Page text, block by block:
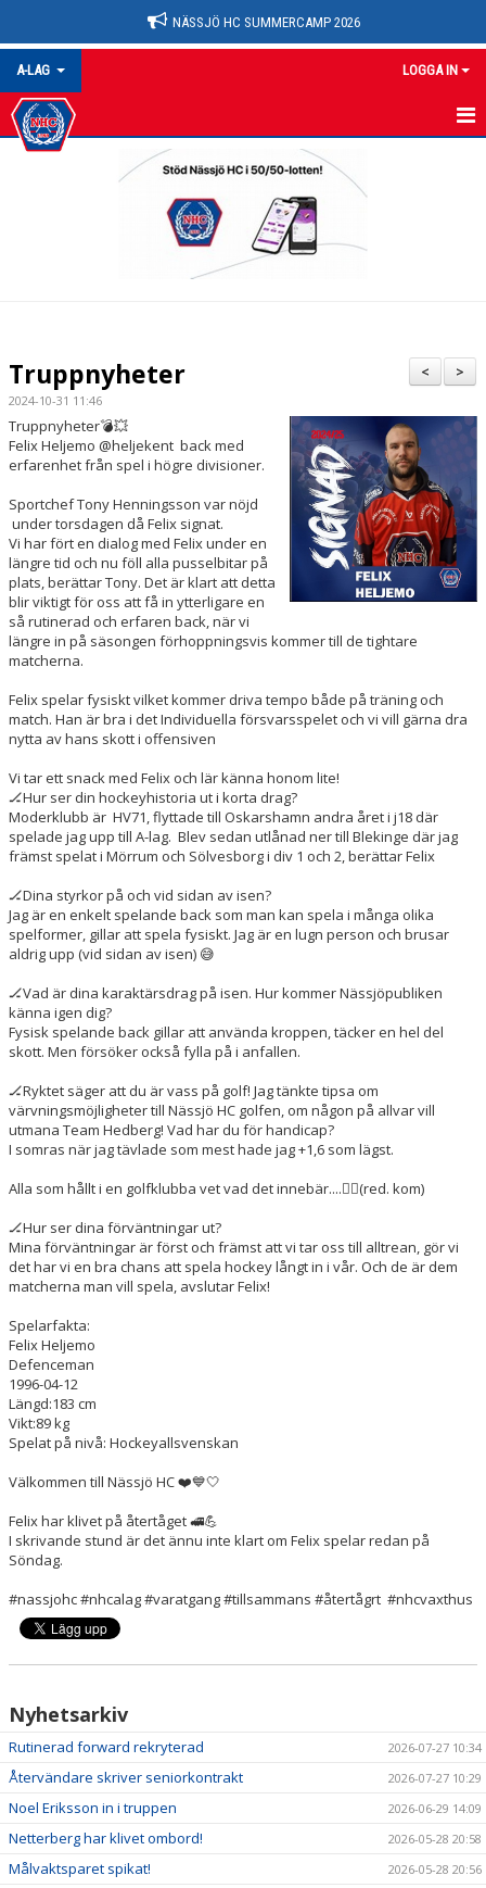
NÄSSJÖ HC SUMMERCAMP 2026
A-LAG LOGGA IN
A-LAG
BILDGALLERI
DOKUMENT
>
<
Truppnyheter
2024-10-31 11:46
Truppnyheter💣💥
Felix Heljemo @heljekent back med
erfarenhet från spel i högre divisioner.
Sportchef Tony Henningsson var nöjd
under torsdagen då Felix signat.
Vi har fört en dialog med Felix under en
längre tid och nu föll alla pusselbitar på
plats, berättar Tony. Det är klart att detta
blir viktigt för oss att få in ytterligare en
så rutinerad och erfaren back, när vi
längre in på säsongen förhoppningsvis kommer till de tightare
matcherna.
Felix spelar fysiskt vilket kommer driva tempo både på träning och
match. Han är bra i det Individuella försvarsspelet och vi vill gärna dra
nytta av hans skott i offensiven
Vi tar ett snack med Felix och lär känna honom lite!
🏒Hur ser din hockeyhistoria ut i korta drag?
Moderklubb är HV71, flyttade till Oskarshamn andra året i j18 där
spelade jag upp till A-lag. Blev sedan utlånad ner till Blekinge där jag
främst spelat i Mörrum och Sölvesborg i div 1 och 2, berättar Felix
🏒Dina styrkor på och vid sidan av isen?
Jag är en enkelt spelande back som man kan spela i många olika
spelformer, gillar att spela fysiskt. Jag är en lugn person och brusar
aldrig upp (vid sidan av isen) 😅
🏒Vad är dina karaktärsdrag på isen. Hur kommer Nässjöpubliken
känna igen dig?
Fysisk spelande back gillar att använda kroppen, täcker en hel del
skott. Men försöker också fylla på i anfallen.
🏒Ryktet säger att du är vass på golf! Jag tänkte tipsa om
värvningsmöjligheter till Nässjö HC golfen, om någon på allvar vill
utmana Team Hedberg! Vad har du för handicap?
I somras när jag tävlade som mest hade jag +1,6 som lägst.
Alla som hållt i en golfklubba vet vad det innebär....🏌‍♂️(red. kom)
🏒Hur ser dina förväntningar ut?
Mina förväntningar är först och främst att vi tar oss till alltrean, gör vi
det har vi en bra chans att spela hockey långt in i vår. Och de är dem
matcherna man vill spela, avslutar Felix!
Spelarfakta:
Felix Heljemo
Defenceman
1996-04-12
Längd:183 cm
Vikt:89 kg
Spelat på nivå: Hockeyallsvenskan
Välkommen till Nässjö HC ❤️💙🤍
Felix har klivet på återtåget 🚅💪
I skrivande stund är det ännu inte klart om Felix spelar redan på
Söndag.
#nassjohc #nhcalag #varatgang #tillsammans #återtågrt #nhcvaxthus
Nyhetsarkiv
Rutinerad forward rekryterad 2026-07-27 10:34
Återvändare skriver seniorkontrakt 2026-07-27 10:29
Noel Eriksson in i truppen 2026-06-29 14:09
Netterberg har klivet ombord! 2026-05-28 20:58
Målvaktsparet spikat! 2026-05-28 20:56